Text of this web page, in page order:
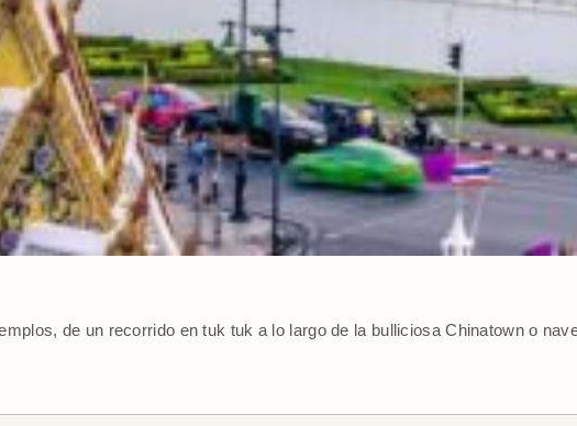
de un recorrido en tuk tuk a lo largo de la bulliciosa Chinatown o